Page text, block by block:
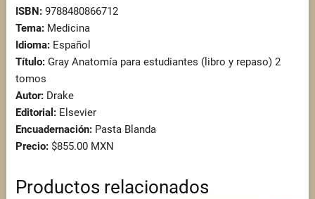
ISBN:9788480866712
Tema:Medicina
Idioma:Español
Título:Gray Anatomía para estudiantes (libro y repaso) 2
tomos
Autor:Drake
Editorial:Elsevier
Encuadernación:Pasta Blanda
Precio:$855.00 MXN
Productos relacionados